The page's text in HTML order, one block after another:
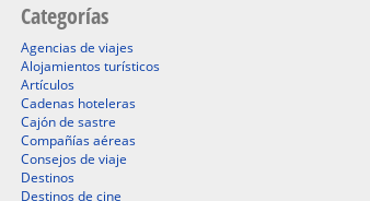
Categorías
Agencias de viajes
Alojamientos turísticos
Artículos
Cadenas hoteleras
Cajón de sastre
Compañías aéreas
Consejos de viaje
Destinos
Destinos de cine